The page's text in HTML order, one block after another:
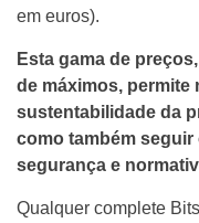
em euros).
Esta gama de
de máximos, permite
sustentabilidade da
como também
segurança e
Qualquer complete